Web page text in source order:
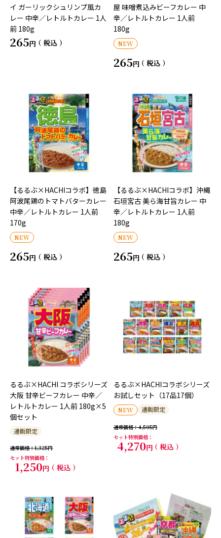
イ ガーリックシュリンプ風カ
レー 中辛／レトルトカレー 1人
前 180g
265 税込
屋 味噌煮込みビーフカレー 中
辛／レトルトカレー 1人前
180g
NEW
265 税込
【るるぶ×HACHIコラボ】徳島
阿波尾鶏のトマトバターカレー
中辛／レトルトカレー 1人前
170g
NEW
265 税込
【るるぶ×HACHIコラボ】沖縄
石垣宮古 美ら海甘旨カレー 中
辛／レトルトカレー 1人前
180g
NEW
265 税込
るるぶ×HACHI コラボシリーズ
大阪 甘辛ビーフカレー 中辛／
レトルトカレー 1人前 180g×5
個セット
通販限定
通常価格
1,325
セット特別価格
1,250 税込
るるぶ×HACHIコラボシリーズ
お試しセット（17品17個）
NEW 通販限定
通常価格
4,505
セット特別価格
4,270 税込